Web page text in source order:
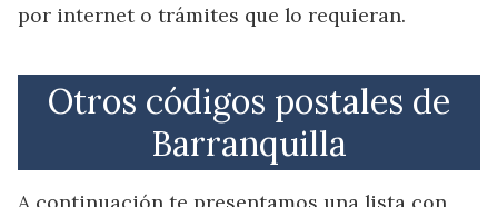
por internet o trámites que lo requieran.
Otros códigos postales de
Barranquilla